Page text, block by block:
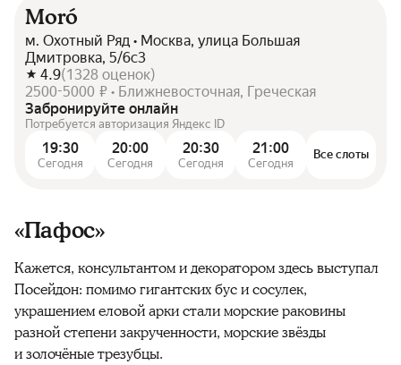
Moró
м. Охотный Ряд • Москва, улица Большая
Дмитровка, 5/6с3
4.9(1328 оценок)
2500-5000 ₽ • Ближневосточная, Греческая
Забронируйте онлайн
Потребуется авторизация Яндекс ID
19:30
Сегодня
20:00
Сегодня
20:30
Сегодня
21:00
Сегодня
Все слоты
«Пафос»
Кажется, консультантом и декоратором здесь выступал
Посейдон: помимо гигантских бус и сосулек,
украшением еловой арки стали морские раковины
разной степени закрученности, морские звёзды
и золочёные трезубцы.